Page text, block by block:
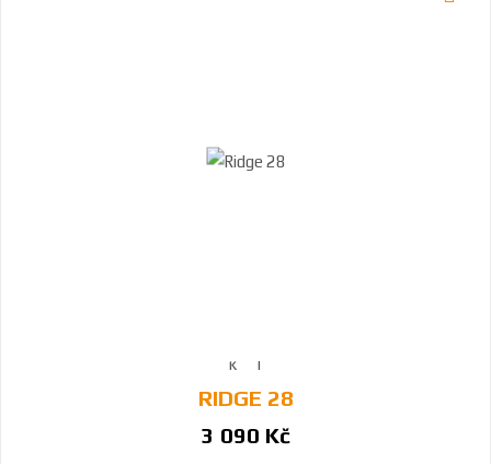
RIDGE 28
3 090 Kč